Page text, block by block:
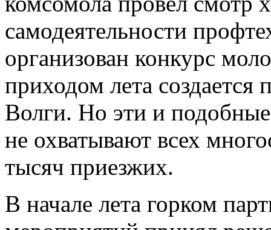
самодеятельности
организован конкурс
приходом лета создается
Волги. Но эти и
не охватывают всех
тысяч приезжих.
В начале лета горком